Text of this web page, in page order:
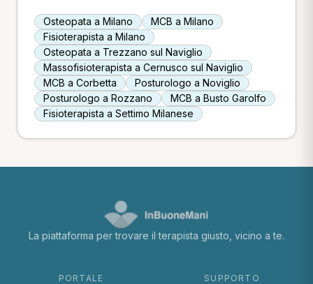
Osteopata a Milano
MCB a Milano
Fisioterapista a Milano
Osteopata a Trezzano sul Naviglio
Massofisioterapista a Cernusco sul Naviglio
MCB a Corbetta
Posturologo a Noviglio
Posturologo a Rozzano
MCB a Busto Garolfo
Fisioterapista a Settimo Milanese
La piattaforma per trovare il terapista giusto, vicino a te.
PORTALE SUPPORTO